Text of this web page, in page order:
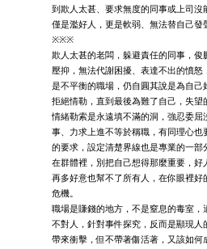
到欺人太甚、要求無度的同事或上司沒
僅是濫好人，更是軟弱、無法替自己發
※※※
欺人太甚的老闆，躲避責任的同事，俊
壓抑，無法代謝困擾、表達不出的憤怒
是不平衡的職場，仍自圓其說是為自己
拒絕情勒，直到最後為難了自己，失望
情緒勒索是永遠填不滿的洞，強忍委屈
事、力求上進不等於稱職，有同理心也
的要求，設定清楚界線也是專業的一部
在群體裡，別把自己想得那麼重要，好
再多好意也幫不了所有人，在你眼裡好
危機。
職場是賺錢的地方，不是窒息的毒室，
不對人，針對事件探究，反而是顯現人
帶來衝擊，但不帶著傷活著，又該如何